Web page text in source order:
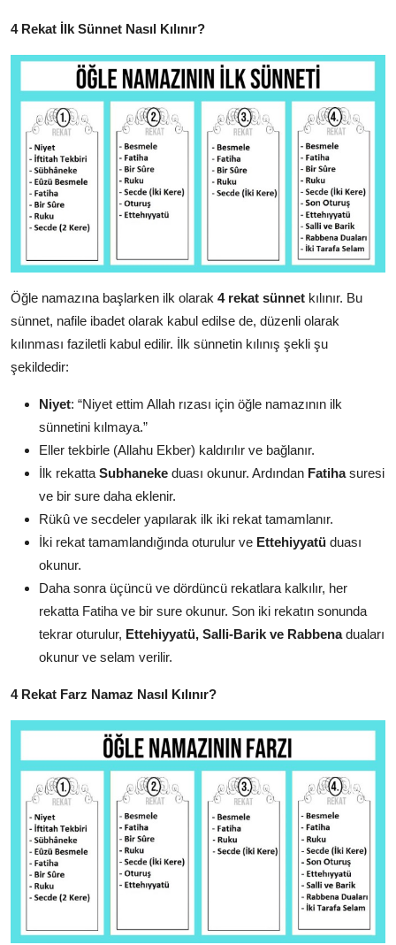
4 Rekat İlk Sünnet Nasıl Kılınır?
Öğle namazına başlarken ilk olarak 4 rekat sünnet kılınır. Bu
sünnet, nafile ibadet olarak kabul edilse de, düzenli olarak
kılınması faziletli kabul edilir. İlk sünnetin kılınış şekli şu
şekildedir:
Niyet: “Niyet ettim Allah rızası için öğle namazının ilk
sünnetini kılmaya.”
Eller tekbirle (Allahu Ekber) kaldırılır ve bağlanır.
İlk rekatta Subhaneke duası okunur. Ardından Fatihasuresi
ve bir sure daha eklenir.
Rükû ve secdeler yapılarak ilk iki rekat tamamlanır.
İki rekat tamamlandığında oturulur ve Ettehiyyatü duası
okunur.
Daha sonra üçüncü ve dördüncü rekatlara kalkılır, her
rekatta Fatiha ve bir sure okunur. Son iki rekatın sonunda
tekrar oturulur, Ettehiyyatü, Salli-Barik ve Rabbenaduaları
okunur ve selam verilir.
4 Rekat Farz Namaz Nasıl Kılınır?